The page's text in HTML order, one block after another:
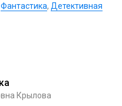
Фантастика, Детективная
Крылова